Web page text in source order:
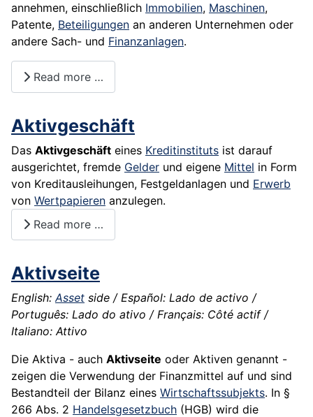
annehmen, einschließlich Immobilien, Maschinen,
Patente, Beteiligungen an anderen Unternehmen oder
andere Sach- und Finanzanlagen.
Read more …
Aktivgeschäft
Das Aktivgeschäft eines Kreditinstituts ist darauf
ausgerichtet, fremde Gelder und eigene Mittel in Form
von Kreditausleihungen, Festgeldanlagen und Erwerb
von Wertpapieren anzulegen.
Read more …
Aktivseite
English: Asset side / Español: Lado de activo /
Português: Lado do ativo / Français: Côté actif /
Italiano: Attivo
Die Aktiva - auch Aktivseite oder Aktiven genannt -
zeigen die Verwendung der Finanzmittel auf und sind
Bestandteil der Bilanz eines Wirtschaftssubjekts. In §
266 Abs. 2 Handelsgesetzbuch (HGB) wird die